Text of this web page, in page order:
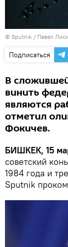
© Sputnik / Павел
Подписаться
В
винить
являются
отметил
Фокичев.
БИШКЕК, 15
советский
1984 года и
Sputnik